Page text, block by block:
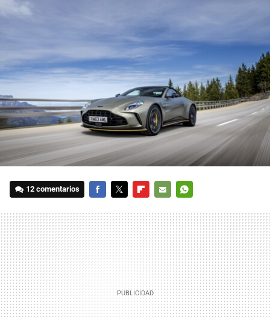
12 comentarios
MAIL